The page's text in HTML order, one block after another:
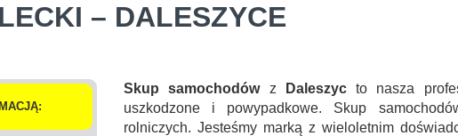
– DALESZYCE
Skup samochodówz Daleszycto nasza
uszkodzone i powypadkowe. Skup
rolniczych. Jesteśmy marką z wieloletnim